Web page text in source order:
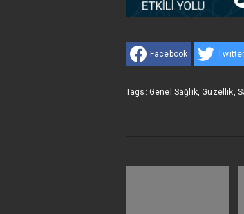
Facebook Twitter
Tags: Genel Sağlık,Güzellik